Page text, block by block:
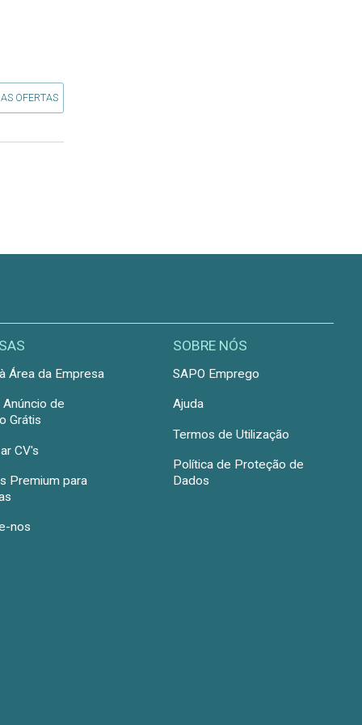
OFERTAS
Área da Empresa
de
Grátis
CV's
Premium para
nos
SOBRE NÓS
SAPO Emprego
Ajuda
Termos de Utilização
Política de Proteção de
Dados